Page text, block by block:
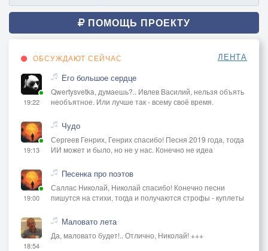
ПОМОЩЬ ПРОЕКТУ
ОБСУЖДАЮТ СЕЙЧАС ЛЕНТА
19:22
Его большое сердце
Qwertysvetka, думаешь?.. Ивлев Василий, нельзя объять
необъятное. Или лучше так - всему своё время.
19:13
Чудо
Сергеев Генрих, Генрих спасибо! Песня 2019 года, тогда
ИИ может и было, но не у нас. Конечно не идеа
19:00
Песенка про поэтов
Саллас Николай, Николай спасибо! Конечно песни
пишутся на стихи, тогда и получаются строфы - куплеты
18:54
Маловато лета
Да, маловато будет!.. Отлично, Николай! +++